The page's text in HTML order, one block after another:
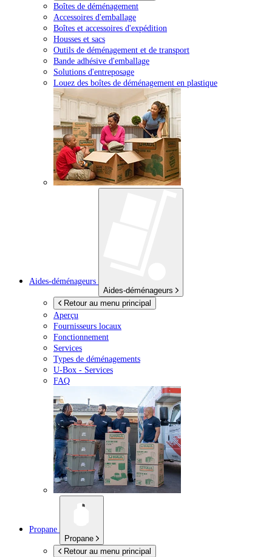
Boîtes de déménagement
Accessoires d'emballage
Boîtes et accessoires d'expédition
Housses et sacs
Outils de déménagement et de transport
Bande adhésive d'emballage
Solutions d'entreposage
Louez des boîtes de déménagement en plastique
Aides-déménageurs
Aides-déménageurs
Retour au menu principal
Aperçu
Fournisseurs locaux
Fonctionnement
Services
Types de déménagements
U-Box - Services
FAQ
Propane
Propane
Retour au menu principal